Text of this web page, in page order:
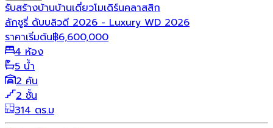
รับสร้างบ้านบ้านเดี่ยวโมเดิร์นคลาสสิก
ลักชูรี่ ดับบลิวดี 2026 - Luxury WD 2026
ราคาเริ่มต้น฿6,600,000
4 ห้อง
5 น้ำ
2 คัน
2 ชั้น
314 ตร.ม